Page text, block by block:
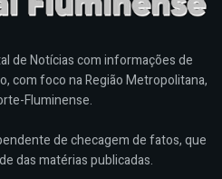
de Notícias com informações de
com foco na Região Metropolitana,
Fluminense.
de checagem de fatos, que
das matérias publicadas.